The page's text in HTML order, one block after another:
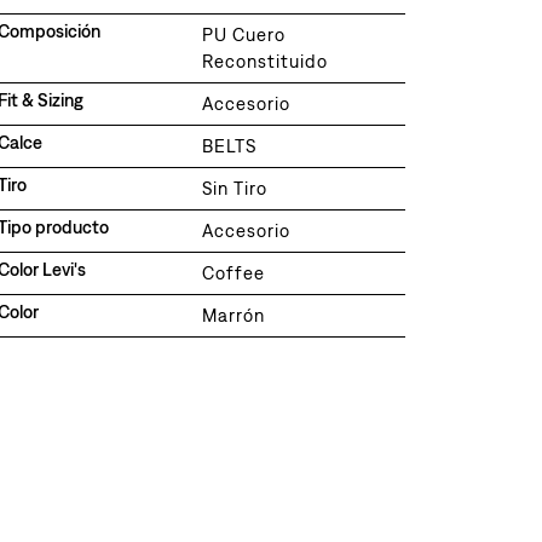
PU Cuero
Reconstituido
Fit & Sizing
Accesorio
BELTS
Sin Tiro
producto
Accesorio
Levi's
Coffee
Marrón